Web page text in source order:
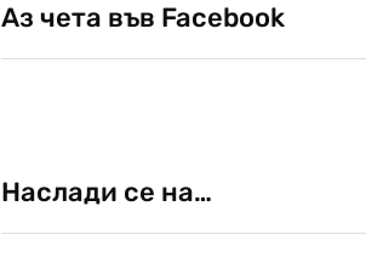
Аз чета във Facebook
Наслади се на…